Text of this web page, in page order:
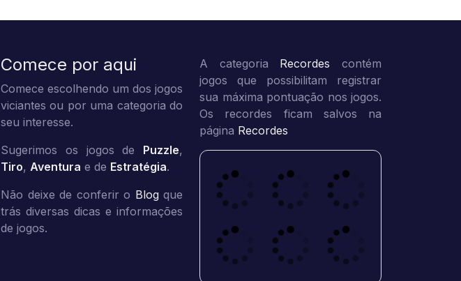
Comece por aqui
Comece escolhendo um dos jogos
viciantes ou por uma categoria do
seu interesse.
Sugerimos os jogos de Puzzle,
Tiro, Aventura e de Estratégia.
Não deixe de conferir o Blog que
trás diversas dicas e informações
de jogos.
A categoria Recordes contém
jogos que possibilitam registrar
sua máxima pontuação nos jogos.
Os recordes ficam salvos na
página Recordes